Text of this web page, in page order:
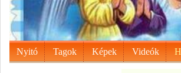
Nyitó Tagok Képek Videók